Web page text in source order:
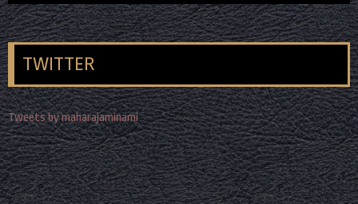
TWITTER
Tweets by maharajaminami